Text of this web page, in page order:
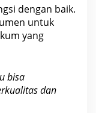
dengan baik.
untuk
yang
bisa
dan